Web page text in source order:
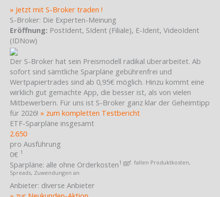
» Jetzt mit S-Broker traden !
S-Broker: Die Experten-Meinung
Eröffnung: PostIdent, SIdent (Filiale), E-Ident, VideoIdent
(IDNow)
Der S-Broker hat sein Preismodell radikal überarbeitet. Ab
sofort sind sämtliche Sparpläne gebührenfrei und
Wertpapiertrades sind ab 0,95€ möglich. Hinzu kommt eine
wirklich gut gemachte App, die besser ist, als von vielen
Mitbewerbern. Für uns ist S-Broker ganz klar der Geheimtipp
für 2026! » zum kompletten Testbericht
ETF-Sparpläne insgesamt
2.650
pro Ausführung
0€ 1
Sparpläne: alle ohne Orderkosten1 ggf. fallen Produktkosten,
Spreads, Zuwendungen an
Anbieter: diverse Anbieter